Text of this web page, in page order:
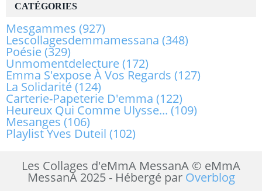
CATÉGORIES
Mesgammes (927)
Lescollagesdemmamessana (348)
Poésie(329)
Unmomentdelecture(172)
Emma S'expose À Vos Regards (127)
La Solidarité(124)
Carterie-Papeterie D'emma (122)
Heureux Qui Comme Ulysse... (109)
Mesanges (106)
Playlist Yves Duteil (102)
Les Collages d'eMmA MessanA © eMmA
MessanA 2025 - Hébergé par Overblog